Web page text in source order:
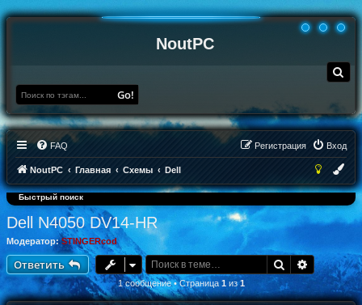
NoutPC
о
Go!
FAQ Вход
Регистрация
NoutPC Главная Схемы Dell
Быстрый поиск
Dell N4050 DV14-HR
Модератор: STINGERcod
Ответить Поиск
1 сообщение • Страница 1из1